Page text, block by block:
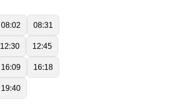
08:02 08:31
12:30 12:45
16:09 16:18
19:40